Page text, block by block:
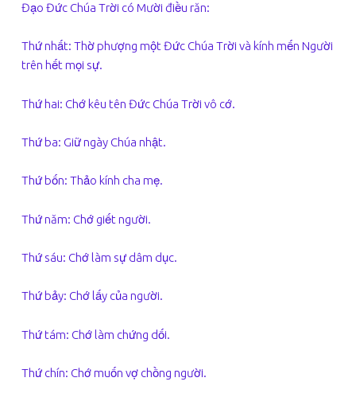
Đạo Đức Chúa Trời có Mười điều răn:
Thứ nhất: Thờ phượng một Đức Chúa Trời và kính mến Người
trên hết mọi sự.
Thứ hai: Chớ kêu tên Đức Chúa Trời vô cớ.
Thứ ba: Giữ ngày Chúa nhật.
Thứ bốn: Thảo kính cha mẹ.
Thứ năm: Chớ giết người.
Thứ sáu: Chớ làm sự dâm dục.
Thứ bảy: Chớ lấy của người.
Thứ tám: Chớ làm chứng dối.
Thứ chín: Chớ muốn vợ chồng người.